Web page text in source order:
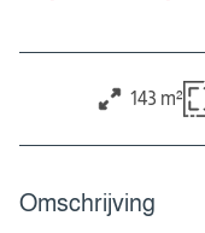
143 m²
Omschrijving